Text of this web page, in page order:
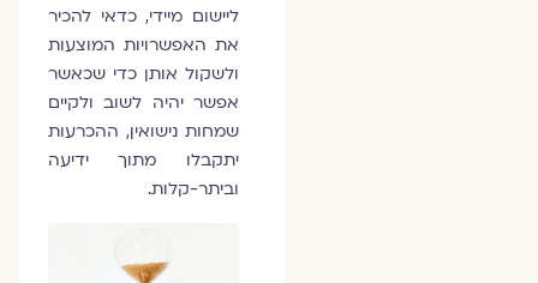
ליישום מיידי, כדאי להכיר
את האפשרויות המוצעות
ולשקול אותן כדי שכאשר
אפשר יהיה לשוב ולקיים
שמחות נישואין, ההכרעות
יתקבלו מתוך ידיעה
וביתר-קלות.